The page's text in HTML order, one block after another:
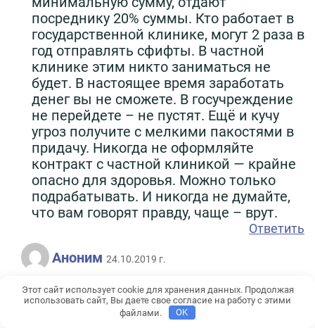
посреднику 20% суммы. Кто работает в
государственной клинике, могут 2 раза в
год отправлять сфифты. В частной
клинике этим никто заниматься не
будет. В настоящее время заработать
денег вы не сможете. В госучреждение
не перейдете – не пустят. Ещё и кучу
угроз получите с мелкими пакостями в
придачу. Никогда не оформляйте
контракт с частной клиникой — крайне
опасно для здоровья. Можно только
подрабатывать. И никогда не думайте,
что вам говорят правду, чаще – врут.
Ответить
Аноним 24.10.2019 г.
Все, что сказано – чистая правда, и
еще добавьте: свинское отношение со
Этот сайт использует cookie для хранения данных. Продолжая
использовать сайт, Вы даете свое согласие на работу с этими
файлами.
OK